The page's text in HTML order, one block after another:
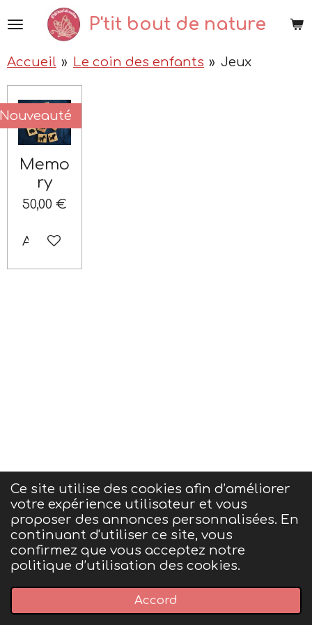
Ce site utilise des cookies afin d’améliorer
votre expérience utilisateur et vous
proposer des annonces personnalisées. En
continuant d'utiliser ce site, vous
confirmez que vous acceptez notre
politique d’utilisation des cookies.
Accord
Passer
contenu
P'tit bout de nature
Accueil » Le coin des enfants » Jeux
Memo
ry
50,00 €
Ajouter au panier
Conditions générales de ventes et mentions
légales